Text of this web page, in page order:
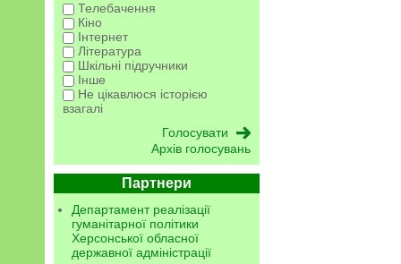
Телебачення
Кіно
Інтернет
Література
Шкільні підручники
Інше
Не цікавлюся історією
взагалі
Архів голосувань
Партнери
Департамент реалізації
гуманітарної політики
Херсонської обласної
державної адміністрації